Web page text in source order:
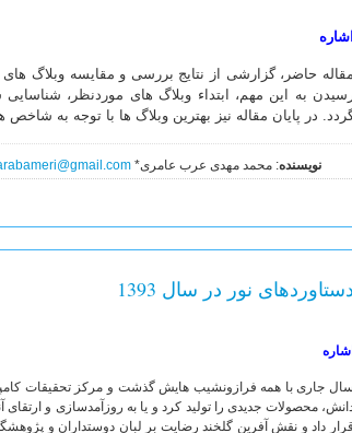
اشاره
مقاله حاضر، گزارشی از نتایج بررسی و مقایسه وبلاگ
به این مهم، ابتداء وبلاگ های موردنظر،
در پایان مقاله نیز بهترین وبلاگ ها با توجه به
نویسنده: محمد مهدی عرب عامری*
دستاوردهای نور در سال 1393
اشاره
سال جاری با همه فرازونشیب هایش گذشت و مرکز تحقیقات
محصولات جدیدی را تولید کرد و یا به روزآمدسازی و
قرار داد و نقش آفرین گلخند رضایت بر لبان دوستداران و